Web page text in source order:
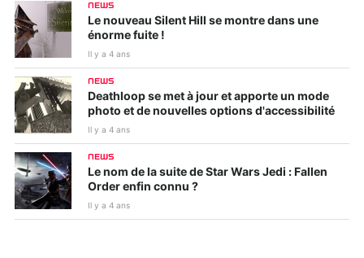
NEWS
Le nouveau Silent Hill se montre dans une
énorme fuite !
Il y a 4 ans
NEWS
Deathloop se met à jour et apporte un mode
photo et de nouvelles options d'accessibilité
Il y a 4 ans
NEWS
Le nom de la suite de Star Wars Jedi : Fallen
Order enfin connu ?
Il y a 4 ans